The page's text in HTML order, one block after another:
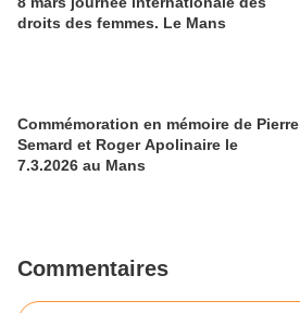
droits des femmes. Le Mans
Commémoration en mémoire de Pierre
Semard et Roger Apolinaire le
7.3.2026 au Mans
Commentaires